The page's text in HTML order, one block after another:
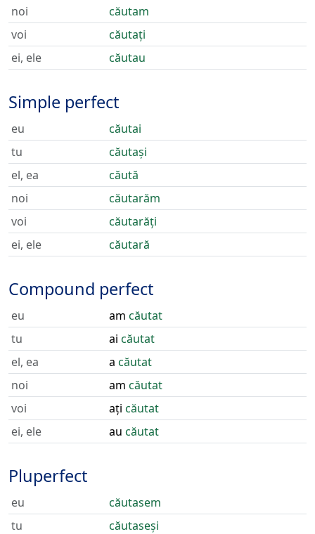
noi
căutam
voi
căutați
ei, ele
căutau
Simple perfect
eu
căutai
tu
căutași
el, ea
căută
noi
căutarăm
voi
căutarăți
ei, ele
căutară
Compound perfect
eu am căutat
tu
ai căutat
el, ea
a căutat
noi
am căutat
voi
ați căutat
ei, ele
au căutat
Pluperfect
eu
căutasem
tu
căutaseși